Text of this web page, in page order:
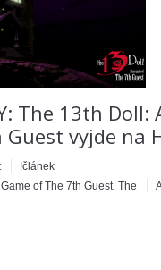
The 13th Doll:
vyjde na
!článek
of The 7th Guest, The